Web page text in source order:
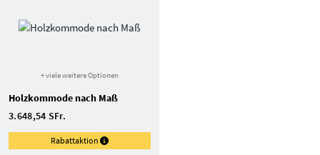
+ viele weitere Optionen
Holzkommode nach Maß
3.648,54 SFr.
Rabattaktion